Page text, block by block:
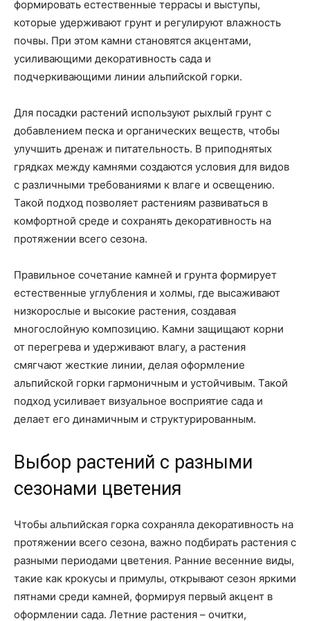
формировать естественные террасы и выступы,
которые удерживают грунт и регулируют влажность
почвы. При этом камни становятся акцентами,
усиливающими декоративность сада и
подчеркивающими линии альпийской горки.
Для посадки растений используют рыхлый грунт с
добавлением песка и органических веществ, чтобы
улучшить дренаж и питательность. В приподнятых
грядках между камнями создаются условия для видов
с различными требованиями к влаге и освещению.
Такой подход позволяет растениям развиваться в
комфортной среде и сохранять декоративность на
протяжении всего сезона.
Правильное сочетание камней и грунта формирует
естественные углубления и холмы, где высаживают
низкорослые и высокие растения, создавая
многослойную композицию. Камни защищают корни
от перегрева и удерживают влагу, а растения
смягчают жесткие линии, делая оформление
альпийской горки гармоничным и устойчивым. Такой
подход усиливает визуальное восприятие сада и
делает его динамичным и структурированным.
Выбор растений с разными
сезонами цветения
Чтобы альпийская горка сохраняла декоративность на
протяжении всего сезона, важно подбирать растения с
разными периодами цветения. Ранние весенние виды,
такие как крокусы и примулы, открывают сезон яркими
пятнами среди камней, формируя первый акцент в
оформлении сада. Летние растения – очитки,